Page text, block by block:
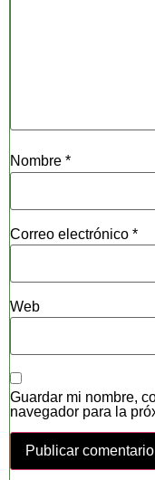
Nombre *
Correo electrónico *
Web
Guardar mi nombre,
navegador para la